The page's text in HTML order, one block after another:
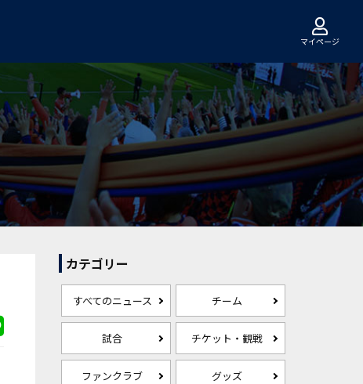
マイページ
カテゴリー
すべてのニュース チーム
試合 チケット・観戦
ファンクラブ グッズ